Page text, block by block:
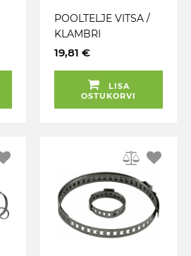
POOLTELJE VITSA /
KLAMBRI
PAIGALDUSTANGID
19,81 €
LISA
OSTUKORVI